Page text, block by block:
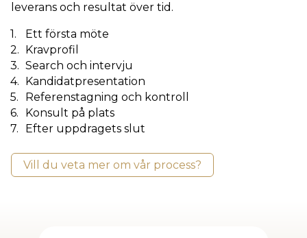
leverans och resultat över tid.
Ett första möte
Kravprofil
Search och intervju
Kandidatpresentation
Referenstagning och kontroll
Konsult på plats
Efter uppdragets slut
Vill du veta mer om vår process?